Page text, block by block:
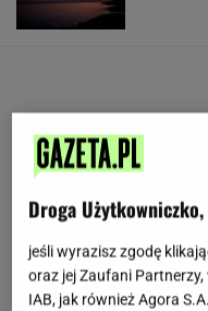
Droga
jeśli wyrazisz zgodę
oraz jej Zaufani Partnerzy,
IAB, jak również Agora